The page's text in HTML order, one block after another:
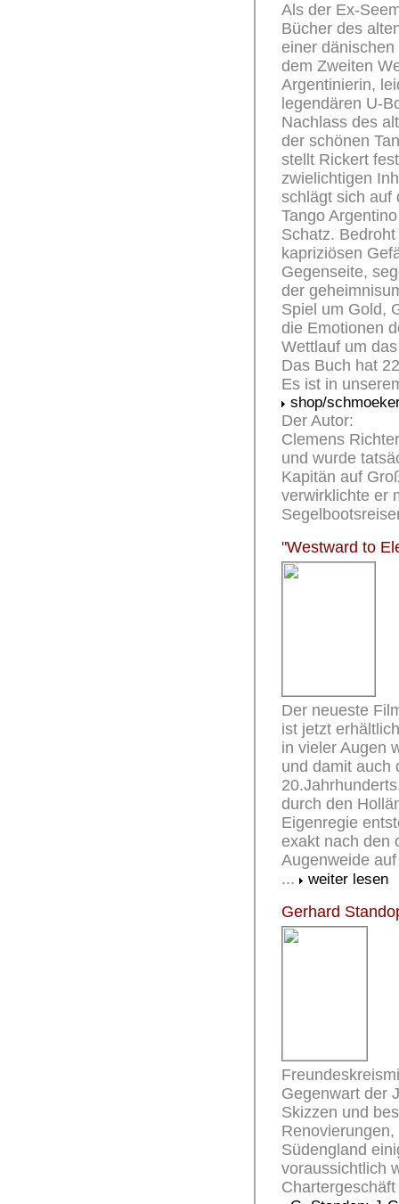
Als der Ex-
Bücher des
einer
dem Zweiten
Argentinierin,
legendären U-
Nachlass des
der schönen
stellt Rickert
zwielichtigen
schlägt sich auf
Tango
Schatz.
kapriziösen
Gegenseite,
der
Spiel um Gold,
die Emotionen
Wettlauf um
Das Buch hat
Es ist in
shop/
Der Autor:
Clemens
und wurde
Kapitän auf
verwirklichte er
"Westward to
Der neueste
ist jetzt
in vieler Augen
und damit auch
durch den
Eigenregie
exakt nach den
Augenweide
...
weiter lesen
Gerhard
Gegenwart der
Skizzen und
Südengland
voraussichtlich